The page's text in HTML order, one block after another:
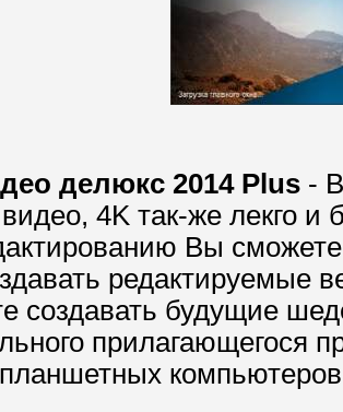
делюкс 2014 Plus -
4K так-же лекго
Вы
редактируемые
создавать будущие
прилагающегося